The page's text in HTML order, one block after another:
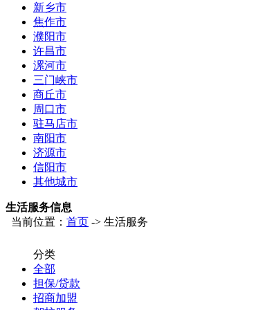
新乡市
焦作市
濮阳市
许昌市
漯河市
三门峡市
商丘市
周口市
驻马店市
南阳市
济源市
信阳市
其他城市
生活服务信息
当前位置： 首页 -> 生活服务
分类
全部
担保/贷款
招商加盟